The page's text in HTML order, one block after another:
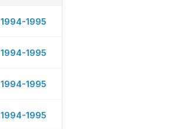
1994-1995
1994-1995
1994-1995
1994-1995